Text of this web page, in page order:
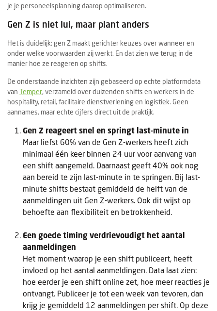
je je personeelsplanning daarop optimaliseren.
Gen Z is niet lui, maar plant anders
Het is duidelijk: gen Z maakt gerichter keuzes over wanneer en
onder welke voorwaarden zij werkt. En dat zien we terug in de
manier hoe ze reageren op shifts.
De onderstaande inzichten zijn gebaseerd op echte platformdata
van Temper, verzameld over duizenden shifts en werkers in de
hospitality, retail, facilitaire dienstverlening en logistiek. Geen
aannames, maar echte cijfers direct uit de praktijk.
Gen Z reageert snel en springt last-minute in
Maar liefst 60% van de Gen Z-werkers heeft zich
minimaal één keer binnen 24 uur voor aanvang van
een shift aangemeld. Daarnaast geeft 40% ook nog
aan bereid te zijn last-minute in te springen. Bij last-
minute shifts bestaat gemiddeld de helft van de
aanmeldingen uit Gen Z-werkers. Ook dit wijst op
behoefte aan flexibiliteit en betrokkenheid.
Een goede timing verdrievoudigt het aantal
aanmeldingen
Het moment waarop je een shift publiceert, heeft
invloed op het aantal aanmeldingen. Data laat zien:
hoe eerder je een shift online zet, hoe meer reacties je
ontvangt. Publiceer je tot een week van tevoren, dan
krijg je gemiddeld 12 aanmeldingen per shift. Op deze